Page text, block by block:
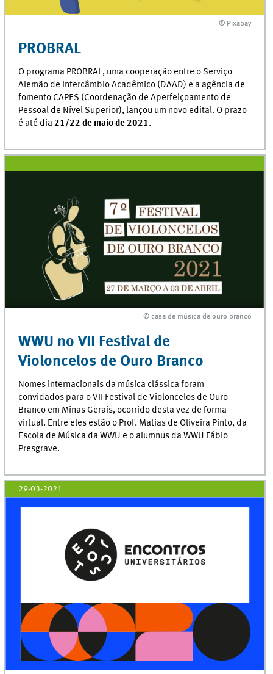
© Pixabay
© Pixabay
PROBRAL
O programa PROBRAL, uma cooperação entre o Serviço
Alemão de Intercâmbio Acadêmico (DAAD) e a agência de
fomento CAPES (Coordenação de Aperfeiçoamento de
Pessoal de Nível Superior), lançou um novo edital. O prazo
é até dia21/22 de maio de 2021.
© casa de música de ouro branco
© casa de música de ouro branco
WWU no VII Festival de
Violoncelos de Ouro Branco
Nomes internacionais da música clássica foram
convidados para o VII Festival de Violoncelos de Ouro
Branco em Minas Gerais, ocorrido desta vez de forma
virtual. Entre eles estão o Prof. Matias de Oliveira Pinto, da
Escola de Música da WWU e o alumnus da WWU Fábio
Presgrave.
29-03-2021